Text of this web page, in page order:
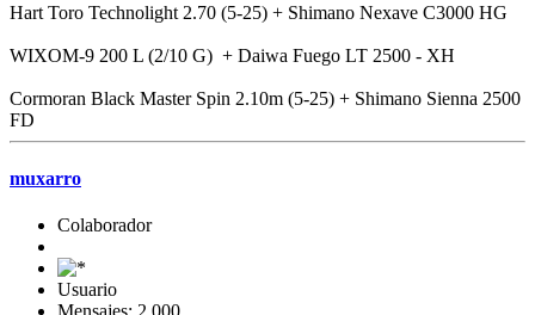
Hart Toro Technolight 2.70 (5-25) + Shimano Nexave C3000 HG
WIXOM-9 200 L (2/10 G) + Daiwa Fuego LT 2500 - XH
Cormoran Black Master Spin 2.10m (5-25) + Shimano Sienna 2500
FD
muxarro
Colaborador
Usuario